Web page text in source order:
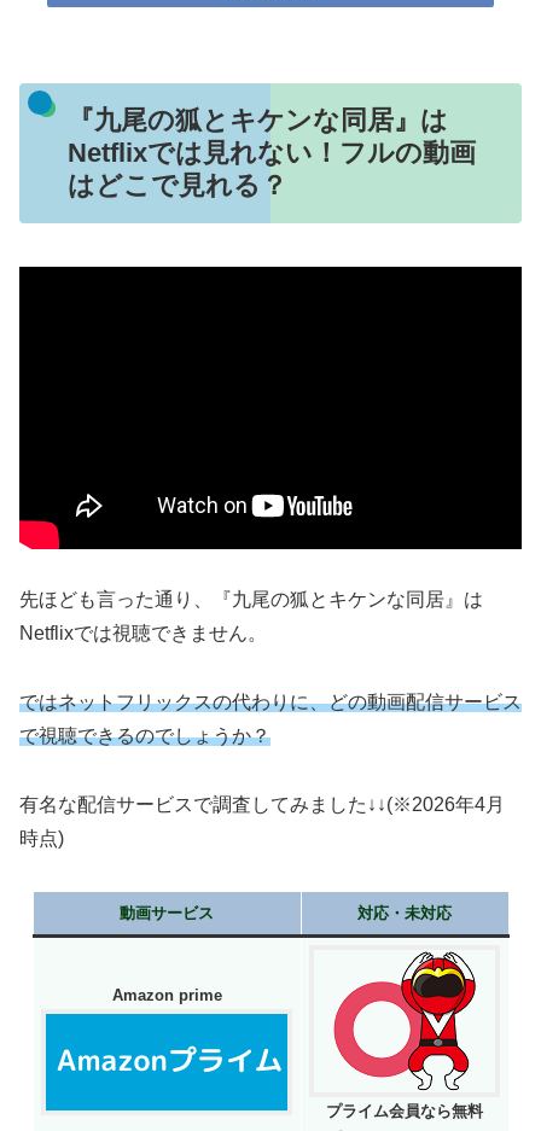
『九尾の狐とキケンな同居』は
Netflixでは見れない！フルの動画
はどこで見れる？
先ほども言った通り、『九尾の狐とキケンな同居』は
Netflixでは視聴できません。
ではネットフリックスの代わりに、どの動画配信サービス
で視聴できるのでしょうか？
有名な配信サービスで調査してみました↓↓(※2026年4月
時点)
動画サービス 対応・未対応
Amazon prime
プライム会員なら無料